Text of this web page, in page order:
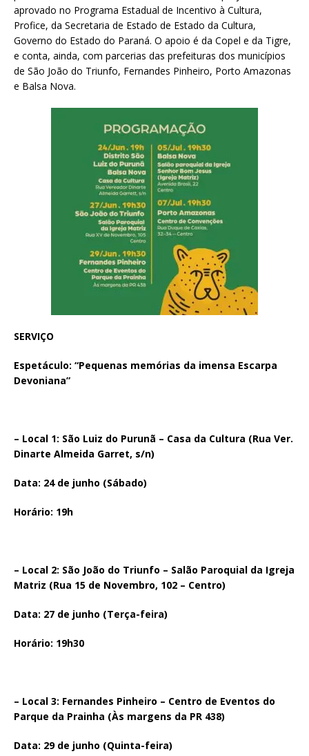
aprovado no Programa Estadual de Incentivo à Cultura,
Profice, da Secretaria de Estado de Estado da Cultura,
Governo do Estado do Paraná. O apoio é da Copel e da Tigre,
e conta, ainda, com parcerias das prefeituras dos municípios
de São João do Triunfo, Fernandes Pinheiro, Porto Amazonas
e Balsa Nova.
SERVIÇO
Espetáculo: “Pequenas memórias da imensa Escarpa
Devoniana”
– Local 1: São Luiz do Purunã – Casa da Cultura (Rua Ver.
Dinarte Almeida Garret, s/n)
Data: 24 de junho (Sábado)
Horário: 19h
– Local 2: São João do Triunfo – Salão Paroquial da Igreja
Matriz (Rua 15 de Novembro, 102 – Centro)
Data: 27 de junho (Terça-feira)
Horário: 19h30
– Local 3: Fernandes Pinheiro – Centro de Eventos do
Parque da Prainha (Às margens da PR 438)
Data: 29 de junho (Quinta-feira)